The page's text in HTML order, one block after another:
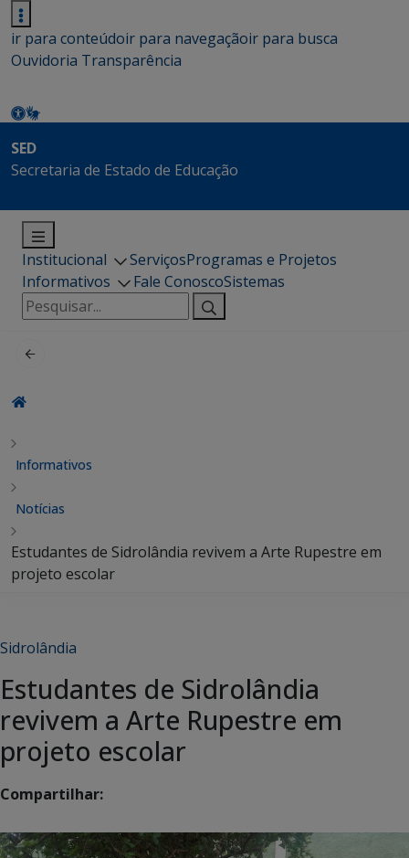
ir para conteúdoir para navegaçãoir para busca
Ouvidoria Transparência
SED
Secretaria de Estado de Educação
Institucional ServiçosProgramas e Projetos
Informativos
Fale ConoscoSistemas
Pesquisar
por:
Informativos
Notícias
Estudantes de Sidrolândia revivem a Arte Rupestre em
projeto escolar
Sidrolândia
Estudantes de Sidrolândia
revivem a Arte Rupestre em
projeto escolar
Compartilhar: